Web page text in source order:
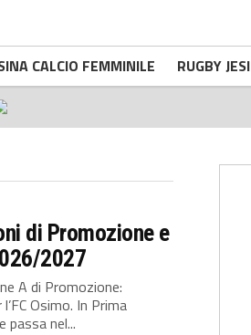
CALCIO FEMMINILE RUGBY JESI
di Promozione e
2027
A di Promozione:
Osimo. In Prima
passa nel...